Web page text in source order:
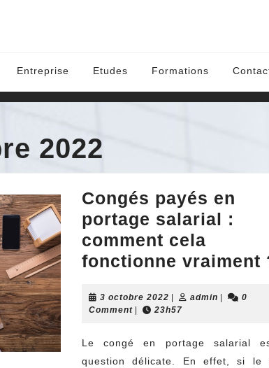
Entreprise Etudes Formations
2022
Congés payés en
portage salarial :
comment cela
fonctionne vraiment
3 octobre 2022 3
octobre
adminadmin0
Comment
23h57
Le congé en portage salarial
question délicate. En effet, si le